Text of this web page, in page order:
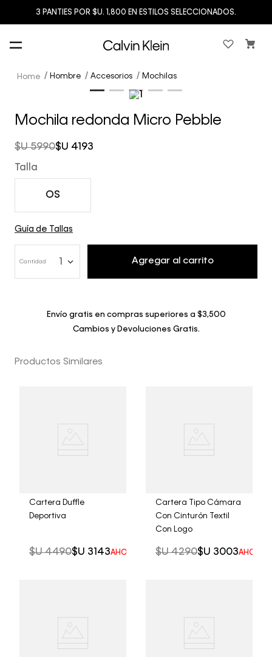
3 PANTIES POR $U. 1,800 EN ESTILOS SELECCIONADOS.
Hombre Accesorios Mochilas
Mochila redonda Micro Pebble
$U 4193
$U 5990
Talla
OS
Guía de Tallas
Cantidad Agregar al carrito
Envío gratis en compras superiores a $3,500
Cambios y Devoluciones Gratis.
Productos Similares
Cartera Duffle
Deportiva
$U 4490$U 3143AHORRO DEL30%
Cartera Tipo Cámara
Con Cinturón Textil
Con Logo
$U 4290$U 3003